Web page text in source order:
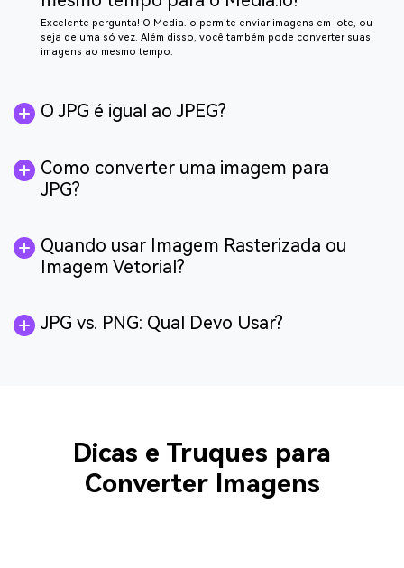
Excelente pergunta! O Media.io permite enviar imagens em lote, ou
seja de uma só vez. Além disso, você também pode converter suas
imagens ao mesmo tempo.
O JPG é igual ao JPEG?
Como converter uma imagem para
JPG?
Quando usar Imagem Rasterizada ou
Imagem Vetorial?
JPG vs. PNG: Qual Devo Usar?
Dicas e Truques para
Converter Imagens